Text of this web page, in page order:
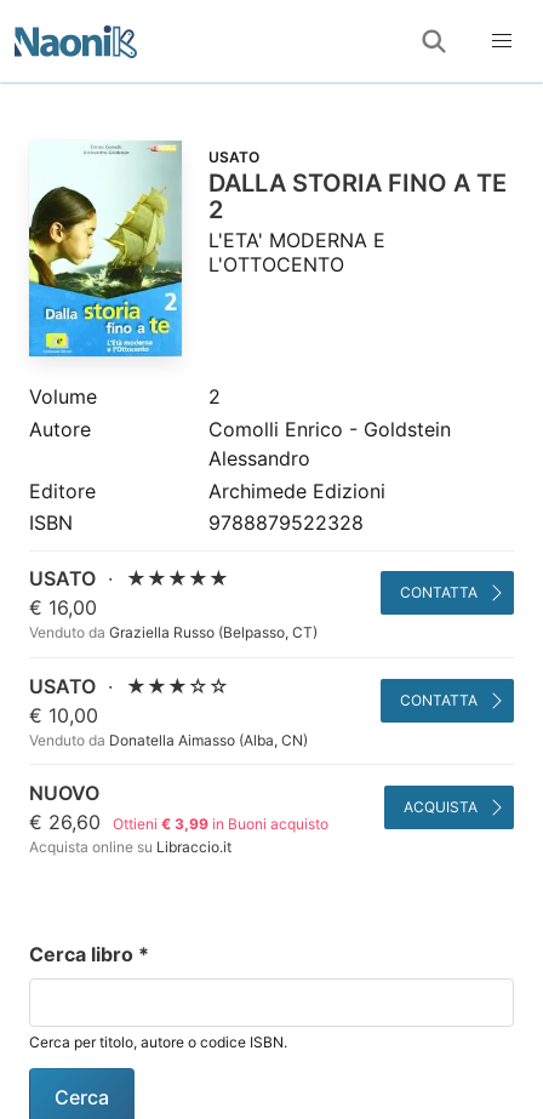
USATO
DALLA STORIA FINO A TE
2
L'ETA' MODERNA E
L'OTTOCENTO
Volume
2
Autore
Comolli Enrico - Goldstein
Alessandro
Editore
Archimede Edizioni
ISBN
9788879522328
USATO ·
★★★★★
€ 16,00
Venduto da Graziella Russo (Belpasso, CT)
CONTATTA
USATO ·
★★★☆☆
€ 10,00
Venduto da Donatella Aimasso (Alba, CN)
CONTATTA
NUOVO
€ 26,60
Ottieni€ 3,99 in Buoni acquisto
Acquista online su Libraccio.it
ACQUISTA
Cerca libro *
Cerca per titolo, autore o codice ISBN.